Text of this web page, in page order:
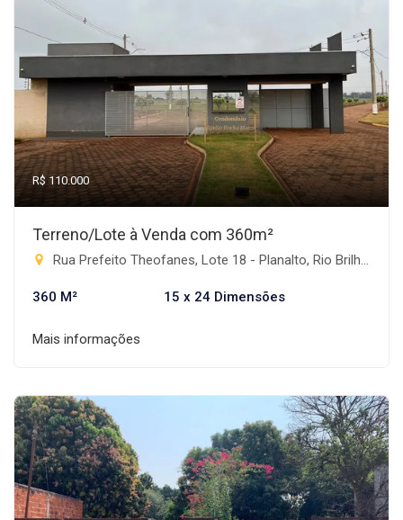
R$ 110.000
Terreno/Lote à Venda com 360m²
Rua Prefeito Theofanes, Lote 18 - Planalto, Rio Brilhante-MS
360 M² 15 x 24 Dimensões
Mais informações